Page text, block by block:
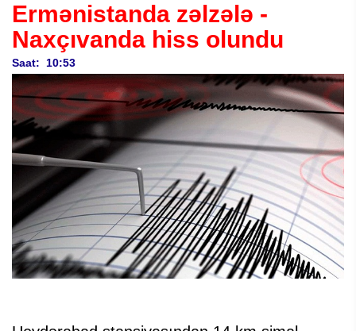
Ermənistanda zəlzələ -
Naxçıvanda hiss olundu
Saat: 10:53